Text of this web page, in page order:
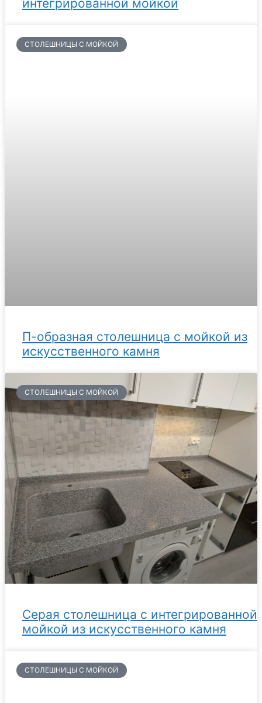
интегрированной мойкой
СТОЛЕШНИЦЫ С МОЙКОЙ
П-образная столешница с мойкой из
искусственного камня
СТОЛЕШНИЦЫ С МОЙКОЙ
Серая столешница с интегрированной
мойкой из искусственного камня
СТОЛЕШНИЦЫ С МОЙКОЙ